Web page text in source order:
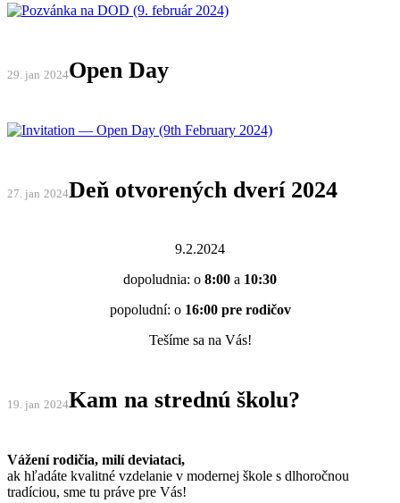
29. jan 2024Open Day
27. jan 2024Deň otvorených dverí 2024
9.2.2024
dopoludnia: o 8:00 a 10:30
popoludní: o 16:00 pre rodičov
Tešíme sa na Vás!
19. jan 2024Kam na strednú školu?
Vážení rodičia, milí deviataci,
ak hľadáte kvalitné vzdelanie v modernej škole s dlhoročnou
tradíciou, sme tu práve pre Vás!